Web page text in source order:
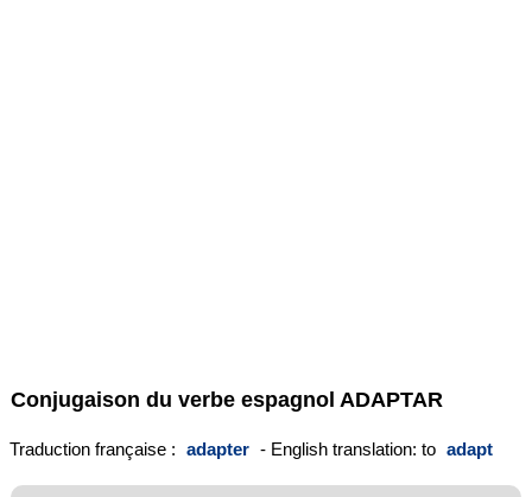
Conjugaison du verbe espagnol ADAPTAR
Traduction française : adapter - English translation: to adapt